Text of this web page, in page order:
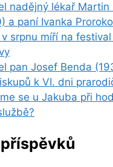
nadějný lékař Martin
a paní Ivanka
srpnu míří na
pan Josef Benda
k VI. dni
se u Jakuba při